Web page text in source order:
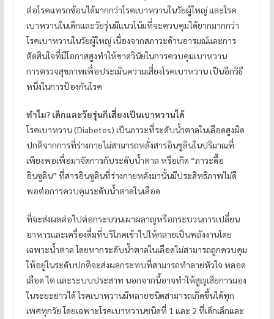
ต่อโรคแทรกซ้อนได้มากกว่าโรคเบาหวานในวัยผู้ใหญ่ และโรค
เบาหวานในเด็กและวัยรุ่นมีแนวโน้มที่จะควบคุมได้ยากมากกว่า
โรคเบาหวานในวัยผู้ใหญ่ เนื่องจากสภาวะด้านอารมณ์และการ
ตัดสินใจที่มีโอกาสสูงทำให้ขาดวินัยในการควบคุมเบาหวาน
การตรวจสุขภาพเพื่อประเมินความเสี่ยงโรคเบาหวาน เป็นอีกวิธี
หนึ่งในการป้องกันโรค
ทำไม? เด็กและวัยรุ่นก็เสี่ยงเป็นเบาหวานได้
โรคเบาหวาน (Diabetes) เป็นภาวะที่ระดับน้ำตาลในเลือดสูงผิด
ปกติจากการที่ร่างกายไม่สามารถหลั่งสารอินซูลินในปริมาณที่
เพียงพอเพื่อมาจัดการกับระดับน้ำตาล หรือเกิด “ภาวะดื้อ
อินซูลิน” ที่สารอินซูลินที่ร่างกายหลั่งมานั้นมีประสิทธิภาพไม่ดี
พอต่อการควบคุมระดับน้ำตาลในเลือด
ที่จะส่งผลต่อไปต่อกระบวนเผาผลาญหรือกระบวนการเปลี่ยน
อาหารและเครื่องดื่มที่บริโภคเข้าไปให้กลายเป็นพลังงานโดย
เฉพาะน้ำตาล โดยหากระดับน้ำตาลในเลือดไม่สามารถถูกควบคุม
ให้อยู่ในระดับปกติจะส่งผลกระทบที่สามารถทำลายหัวใจ หลอด
เลือด ไต และระบบประสาท นอกจากนี้อาจทำให้สูญเสียการมอง
ในระยะยาวได้ โรคเบาหวานมีหลายชนิดสามารถเกิดขึ้นได้ทุก
เพศทุกวัย โดยเฉพาะโรคเบาหวานชนิดที่ 1 และ 2 ที่เด็กเล็กและ